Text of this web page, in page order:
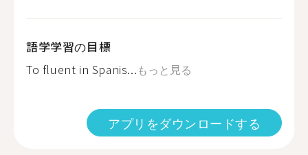
語学学習の目標
To fluent in Spanis...もっと見る
アプリをダウンロードする